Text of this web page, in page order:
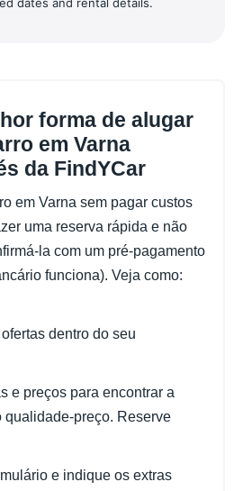
forma de alugar
em Varna
da FindYCar
em Varna sem pagar custos
uma reserva rápida e não
la com um pré-pagamento
funciona). Veja como:
dentro do seu
e preços para encontrar a
qualidade-preço. Reserve
e indique os extras